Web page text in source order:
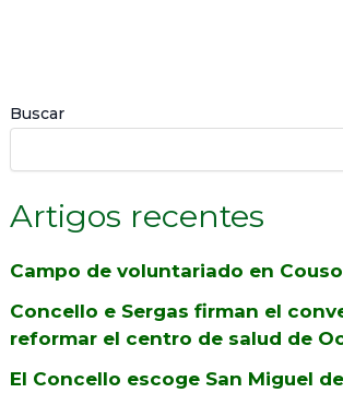
Buscar
Artigos recentes
Campo de voluntariado en Couso
Concello e Sergas firman el
reformar el centro de salud de
El Concello escoge San Miguel